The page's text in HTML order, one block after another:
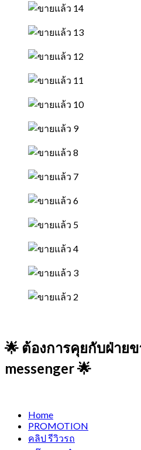
🌟 ต้องการคุยกับฝ่าย
messenger 🌟
Home
PROMOTION
คลิป รีวิวรถ